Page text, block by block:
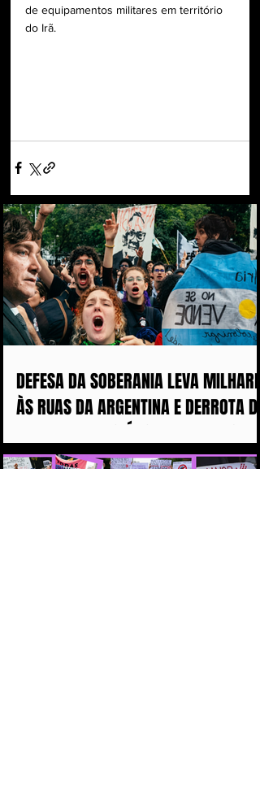
de equipamentos militares em território
do Irã.
DEFESA DA SOBERANIA LEVA MILHARES
ÀS RUAS DA ARGENTINA E DERROTA DE
MILEI ABALA POLÍTICA IMPERIALISTA
DE TRUMP